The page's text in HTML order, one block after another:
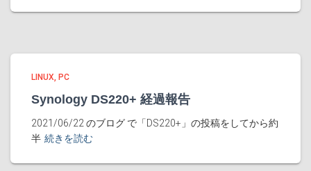
LINUX PC
Synology DS220+ 経過報告
2021/06/22 のブログ で「DS220+」の投稿をしてから約
半 続きを読む